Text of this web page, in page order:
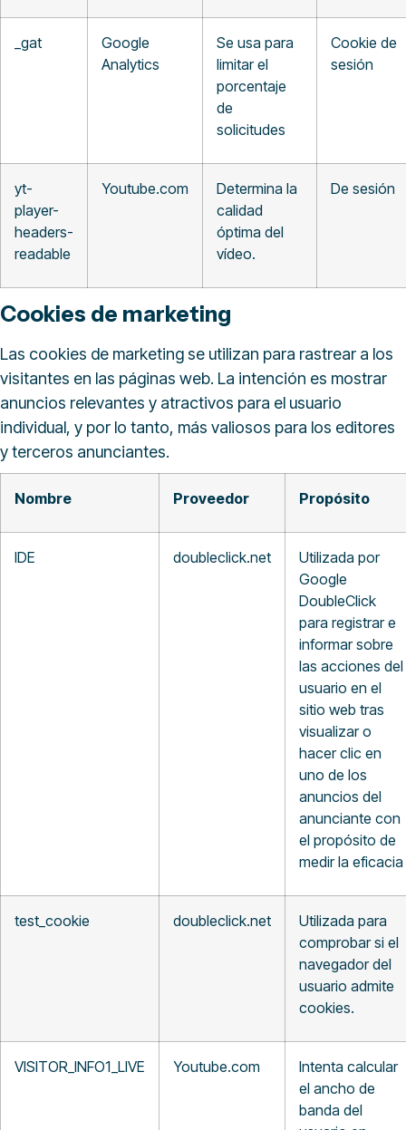
_gat
Google
Analytics
Se usa para
limitar el
porcentaje
de
solicitudes
Cookie de
sesión
yt-
player-
headers-
readable
Youtube.com
Determina la
calidad
óptima del
vídeo.
De sesión
Cookies de marketing
Las cookies de marketing se utilizan para rastrear a los
visitantes en las páginas web. La intención es mostrar
anuncios relevantes y atractivos para el usuario
individual, y por lo tanto, más valiosos para los editores
y terceros anunciantes.
Nombre Proveedor Propósito
IDE doubleclick.net
Utilizada por
Google
DoubleClick
para registrar e
informar sobre
las acciones del
usuario en el
sitio web tras
visualizar o
hacer clic en
uno de los
anuncios del
anunciante con
el propósito de
medir la eficacia
test_cookie doubleclick.net
Utilizada para
comprobar si el
navegador del
usuario admite
cookies.
VISITOR_INFO1_LIVE Youtube.com
Intenta calcular
el ancho de
banda del